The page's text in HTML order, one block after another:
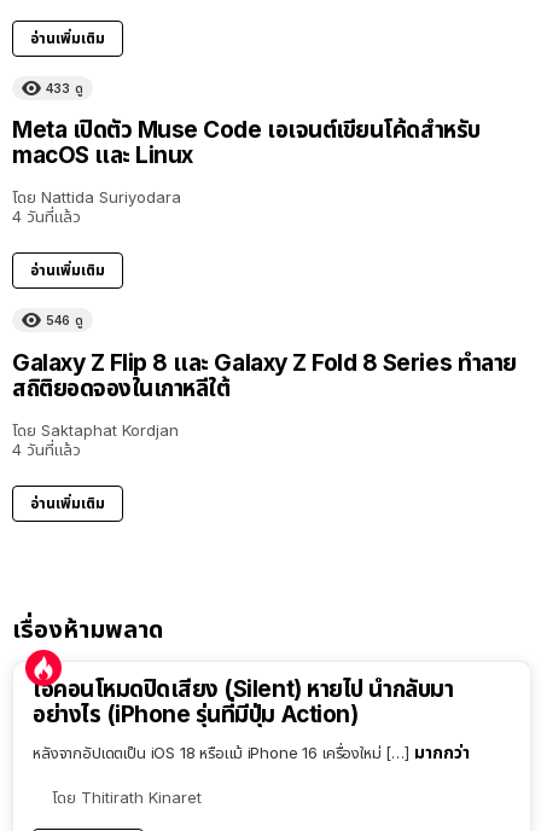
อ่านเพิ่มเติม
433 ดู
Meta เปิดตัว Muse Code เอเจนต์เขียนโค้ดสำหรับ
macOS และ Linux
โดย Nattida Suriyodara
4 วันที่แล้ว
อ่านเพิ่มเติม
546 ดู
Galaxy Z Flip 8 และ Galaxy Z Fold 8 Series ทำลาย
สถิติยอดจองในเกาหลีใต้
โดย Saktaphat Kordjan
4 วันที่แล้ว
อ่านเพิ่มเติม
เรื่องห้ามพลาด
ไอคอนโหมดปิดเสียง (Silent) หายไป นำกลับมา
อย่างไร (iPhone รุ่นที่มีปุ่ม Action)
หลังจากอัปเดตเป็น iOS 18 หรือแม้ iPhone 16 เครื่องใหม่ […] มากกว่า
โดย Thitirath Kinaret